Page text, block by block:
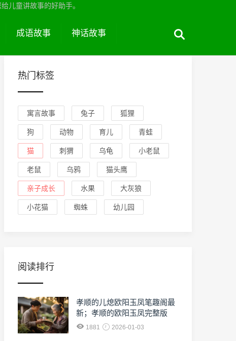
儿童讲故事的好助手。
成语故事 神话故事
热门标签
寓言故事 兔子 狐狸
狗 动物 育儿 青蛙
猫 刺猬 乌龟 小老鼠
老鼠 乌鸦 猫头鹰
亲子成长 水果 大灰狼
小花猫 蜘蛛 幼儿园
阅读排行
孝顺的儿熄欧阳玉凤笔趣阁最
新；孝顺的欧阳玉凤完整版
1881 2026-01-03